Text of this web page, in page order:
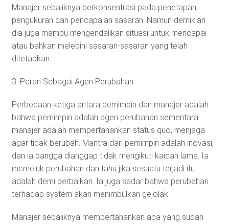
Manajer sebaliknya berkonsentrasi pada penetapan,
pengukuran dan pencapaian sasaran. Namun demikian
dia juga mampu mengendalikan situasi untuk mencapai
atau bahkan melebihi sasaran-sasaran yang telah
ditetapkan.
3. Peran Sebagai Agen Perubahan
Perbedaan ketiga antara pemimpin dan manajer adalah
bahwa pemimpin adalah agen perubahan sementara
manajer adalah mempertahankan status quo, menjaga
agar tidak berubah. Mantra dari pemimpin adalah inovasi,
dan ia bangga dianggap tidak mengikuti kaidah lama. Ia
memeluk perubahan dan tahu jika sesuatu terjadi itu
adalah demi perbaikan. Ia juga sadar bahwa perubahan
terhadap system akan menimbulkan gejolak.
Manajer sebaliknya mempertahankan apa yang sudah